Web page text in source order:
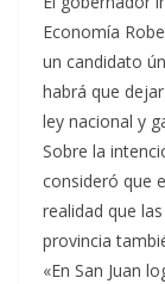
Economía
un candidato
habrá que
ley nacional y
Sobre la
consideró que
realidad que
provincia
«En San Juan